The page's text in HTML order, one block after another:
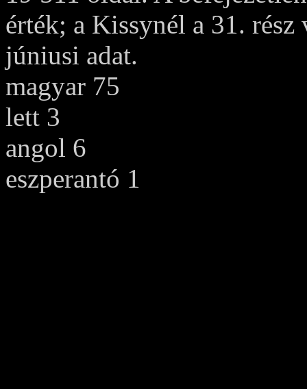
érték; a Kissynél a 31.
júniusi adat.
magyar 75
lett 3
angol 6
eszperantó 1